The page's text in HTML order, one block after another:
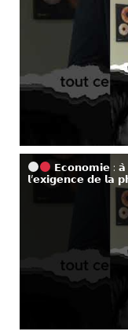
𝗘𝗰𝗼𝗻𝗼𝗺𝗶𝗲 :
𝗹’𝗲𝘅𝗶𝗴𝗲𝗻𝗰𝗲 𝗱𝗲 𝗹𝗮